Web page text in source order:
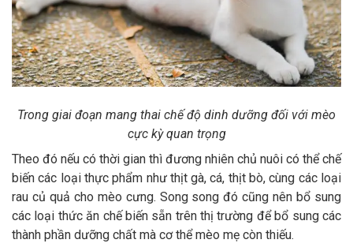
TỔNG ĐÀI TƯ VẤN
0929894774
Trong giai đoạn mang thai chế độ dinh dưỡng đối với mèo
cực kỳ quan trọng
Theo đó nếu có thời gian thì đương nhiên chủ nuôi có thể chế
biến các loại thực phẩm như thịt gà, cá, thịt bò, cùng các loại
rau củ quả cho mèo cưng. Song song đó cũng nên bổ sung
các loại thức ăn chế biến sẵn trên thị trường để bổ sung các
thành phần dưỡng chất mà cơ thể mèo mẹ còn thiếu.